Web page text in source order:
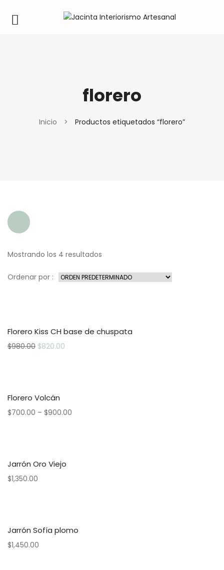
florero
Inicio > Productos etiquetados “florero”
Mostrando los 4 resultados
Ordenar por :
Florero Kiss CH base de chuspata
$980.00 $820.00
Florero Volcán
$700.00 – $900.00
Jarrón Oro Viejo
$1,350.00
Jarrón Sofía plomo
$1,450.00